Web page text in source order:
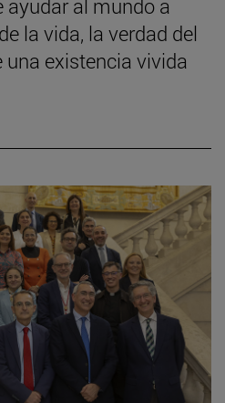
ayudar al mundo a
la vida, la verdad del
una existencia vivida